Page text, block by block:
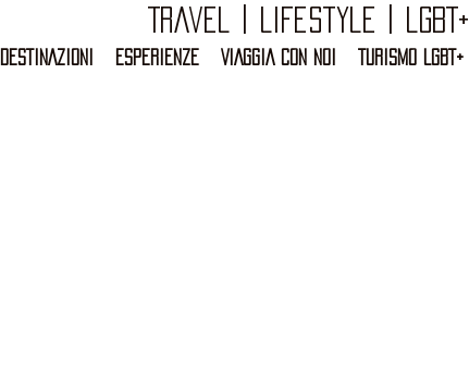
Travel | Lifestyle | LGBT+
DESTINAZIONI ESPERIENZE VIAGGIA CON NOI TURISMO LGBT+